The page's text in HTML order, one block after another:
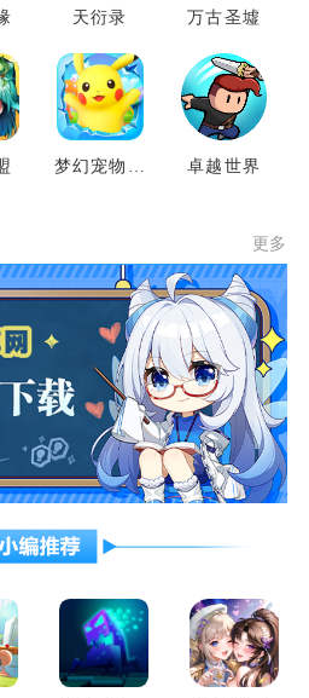
天衍录 万古圣墟
梦幻宠物联
卓越世界
更多